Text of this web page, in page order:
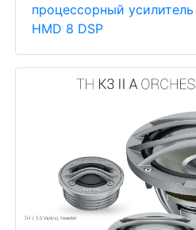
процессорный
HMD 8 DSP